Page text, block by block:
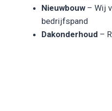
Nieuwbouw – Wij
bedrijfspand
Dakonderhoud –